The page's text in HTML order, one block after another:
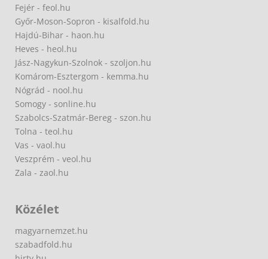
Fejér - feol.hu
Győr-Moson-Sopron - kisalfold.hu
Hajdú-Bihar - haon.hu
Heves - heol.hu
Jász-Nagykun-Szolnok - szoljon.hu
Komárom-Esztergom - kemma.hu
Nógrád - nool.hu
Somogy - sonline.hu
Szabolcs-Szatmár-Bereg - szon.hu
Tolna - teol.hu
Vas - vaol.hu
Veszprém - veol.hu
Zala - zaol.hu
Közélet
magyarnemzet.hu
szabadfold.hu